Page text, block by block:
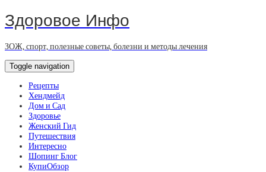
Здоровое Инфо
ЗОЖ, спорт, полезные советы, болезни и методы лечения
Toggle navigation
Рецепты
Хендмейд
Дом и Сад
Здоровье
Женский Гид
Путешествия
Интересно
Шопинг Блог
КупиОбзор